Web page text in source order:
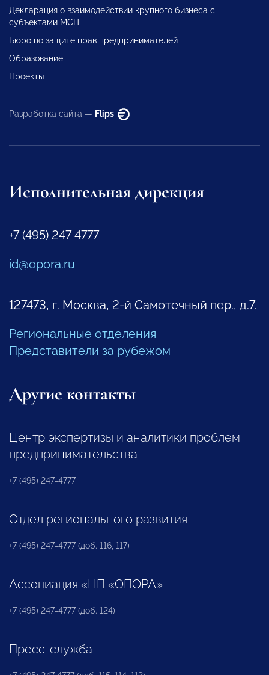
Декларация о взаимодействии крупного бизнеса с
субъектами МСП
Бюро по защите прав предпринимателей
Образование
Проекты
Разработка сайта — Flips
Исполнительная дирекция
+7 (495) 247 4777
id@opora.ru
127473, г. Москва, 2-й Самотечный пер., д.7.
Региональные отделения
Представители за рубежом
Другие контакты
Центр экспертизы и аналитики проблем
предпринимательства
+7 (495) 247-4777
Отдел регионального развития
+7 (495) 247-4777 (доб. 116, 117)
Ассоциация «НП «ОПОРА»
+7 (495) 247-4777 (доб. 124)
Пресс-служба